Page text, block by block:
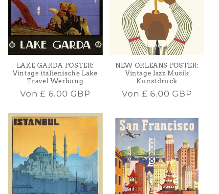
LAKE GARDA POSTER:
Vintage italienische Lake
Travel Werbung
Normaler
Von £ 6.00 GBP
NEW ORLEANS POSTER:
Vintage Jazz Musik
Kunstdruck
Normaler
Von £ 6.00 GBP